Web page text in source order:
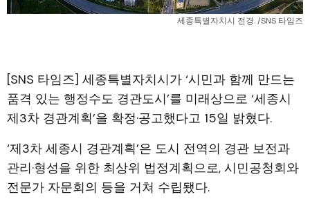
세종특별자치시 전경. /SNS 타임즈
[SNS 타임즈] 세종특별자치시가 ‘시민과 함께 만드는
품격 있는 행정수도 경관도시’를 미래상으로 ‘세종시
제3차 경관계획’을 확정·공고했다고 15일 밝혔다.
‘제3차 세종시 경관계획’은 도시 전역의 경관 보전과
관리·형성을 위한 최상위 법정계획으로, 시민공청회와
전문가 자문회의 등을 거쳐 수립됐다.